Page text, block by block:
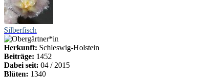
Silberfisch
Herkunft: Schleswig-Holstein
Beiträge: 1452
Dabei seit: 04 / 2015
Blüten: 1340